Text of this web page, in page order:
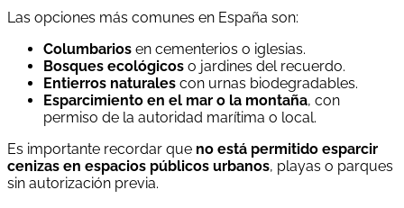
Las opciones más comunes en España son:
Columbarios en cementerios o iglesias.
Bosques ecológicos o jardines del recuerdo.
Entierros naturales con urnas biodegradables.
Esparcimiento en el mar o la montaña, con
permiso de la autoridad marítima o local.
Es importante recordar que no está permitido esparcir
cenizas en espacios públicos urbanos, playas o parques
sin autorización previa.